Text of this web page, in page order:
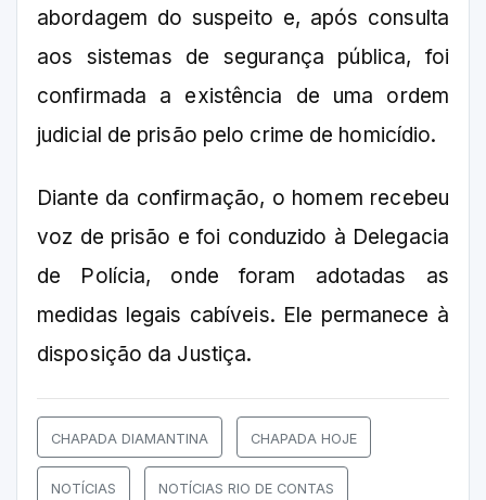
abordagem do suspeito e, após consulta
aos sistemas de segurança pública, foi
confirmada a existência de uma ordem
judicial de prisão pelo crime de homicídio.
Diante da confirmação, o homem recebeu
voz de prisão e foi conduzido à Delegacia
de Polícia, onde foram adotadas as
medidas legais cabíveis. Ele permanece à
disposição da Justiça.
CHAPADA DIAMANTINA CHAPADA HOJE
NOTÍCIAS NOTÍCIAS RIO DE CONTAS